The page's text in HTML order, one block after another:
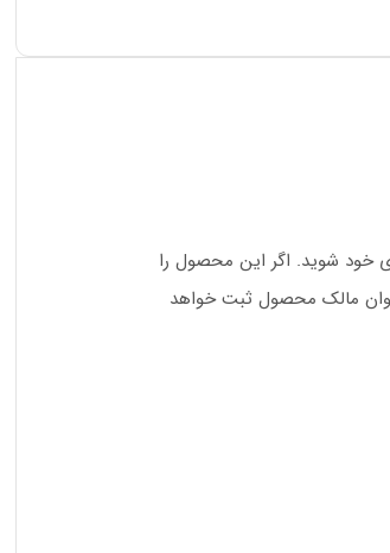
خود شوید. اگر این محصول را
مالک محصول ثبت خواهد